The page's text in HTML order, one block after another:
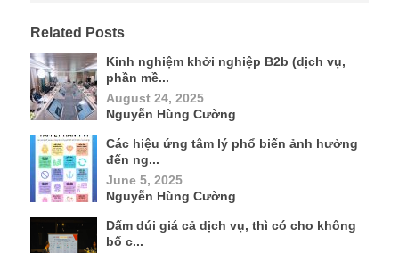
Related Posts
Kinh nghiệm khởi nghiệp B2b (dịch vụ,
phần mề...
August 24, 2025
Nguyễn Hùng Cường
Các hiệu ứng tâm lý phổ biến ảnh hưởng
đến ng...
June 5, 2025
Nguyễn Hùng Cường
Dấm dúi giá cả dịch vụ, thì có cho không
bố c...